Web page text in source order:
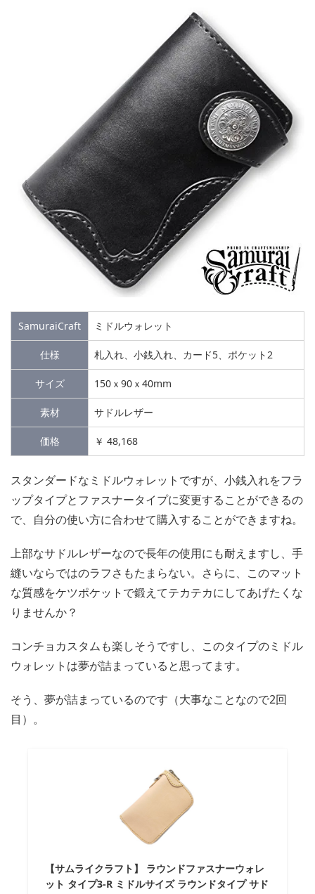
SamuraiCraft ミドルウォレット
仕様 札入れ、小銭入れ、カード5、ポケット2
サイズ 150ｘ90ｘ40mm
素材 サドルレザー
価格 ￥ 48,168
スタンダードなミドルウォレットですが、小銭入れをフラ
ップタイプとファスナータイプに変更することができるの
で、自分の使い方に合わせて購入することができますね。
上部なサドルレザーなので長年の使用にも耐えますし、手
縫いならではのラフさもたまらない。さらに、このマット
な質感をケツポケットで鍛えてテカテカにしてあげたくな
りませんか？
コンチョカスタムも楽しそうですし、このタイプのミドル
ウォレットは夢が詰まっていると思ってます。
そう、夢が詰まっているのです（大事なことなので2回
目）。
【サムライクラフト】 ラウンドファスナーウォレ
ット タイプ3-R ミドルサイズ ラウンドタイプ サド